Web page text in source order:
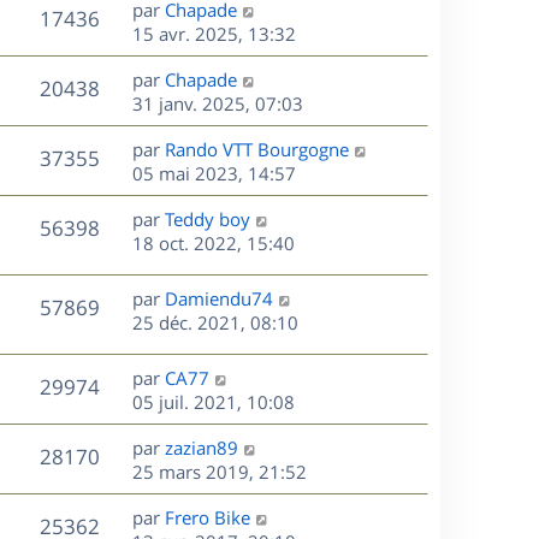
e
s
n
i
e
r
m
e
s
s
a
g
e
17436V
u
e
D
e
r
n
i
e
r
m
e
s
s
a
g
e
par Chapade
15 avr. 2025, 13:32
20438V
u
s
D
e
r
n
i
e
r
m
e
s
s
e
par Chapade
31 janv. 2025, 07:03
37355V
u
e
D
e
r
n
i
e
r
m
s
a
e
par Rando VTT Bourgogne
05 mai 2023, 14:57
56398V
u
e
s
D
e
n
i
r
m
e
s
a
e
par Teddy boy
18 oct. 2022, 15:40
57869V
u
e
D
e
i
e
r
m
e
s
par Damiendu74
25 déc. 2021, 08:10
29974V
u
s
D
e
r
n
i
e
r
par CA77
05 juil. 2021, 10:08
28170V
u
D
e
r
n
par zazian89
25 mars 2019, 21:52
25362V
D
par Frero Bike